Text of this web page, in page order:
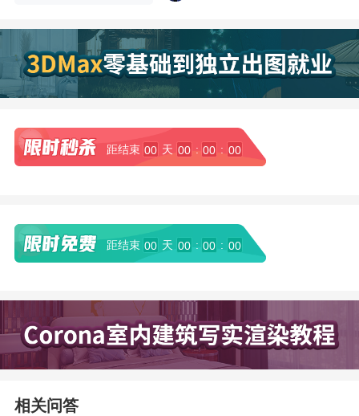
距结束 00 天 00 : 00 : 00
距结束 00 天 00 : 00 : 00
相关问答